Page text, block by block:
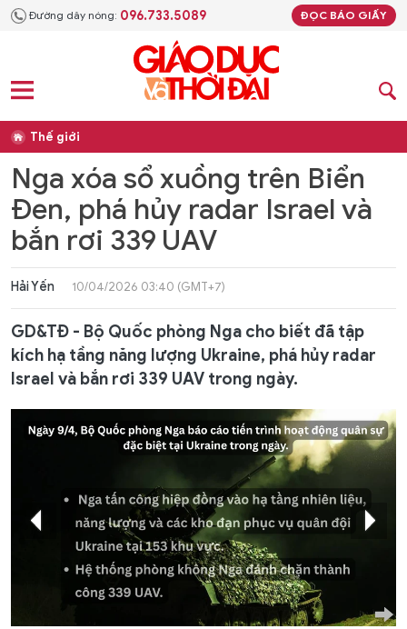
Đường dây nóng: 096.733.5089 ĐỌC BÁO GIẤY
Thế giới
Nga xóa sổ xuồng trên Biển
Đen, phá hủy radar Israel và
bắn rơi 339 UAV
Hải Yến 10/04/2026 03:40 (GMT+7)
GD&TĐ - Bộ Quốc phòng Nga cho biết đã tập
kích hạ tầng năng lượng Ukraine, phá hủy radar
Israel và bắn rơi 339 UAV trong ngày.